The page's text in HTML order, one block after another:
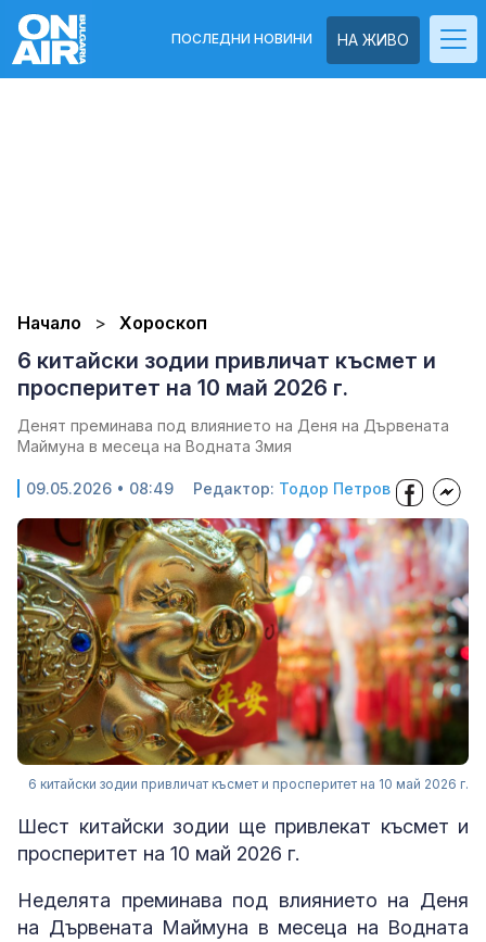
НА ЖИВО
ПОСЛЕДНИ НОВИНИ
Начало Хороскоп
6 китайски зодии привличат късмет и
просперитет на 10 май 2026 г.
Денят преминава под влиянието на Деня на Дървената
Маймуна в месеца на Водната Змия
09.05.2026 • 08:49 Редактор: Тодор Петров
6 китайски зодии привличат късмет и просперитет на 10 май 2026 г.
Шест китайски зодии ще привлекат късмет и
просперитет на 10 май 2026 г.
Неделята преминава под влиянието на Деня
на Дървената Маймуна в месеца на Водната